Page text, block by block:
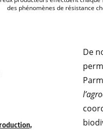
des phénomènes de résistance
De